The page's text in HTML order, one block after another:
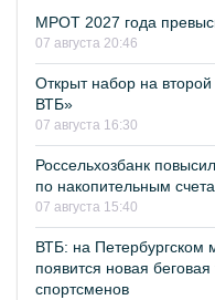
МРОТ 2027 года
07 августа 20:46
Открыт набор на
ВТБ»
07 августа 16:30
Россельхозбанк
по накопительным
07 августа 15:40
ВТБ: на
появится новая
спортсменов